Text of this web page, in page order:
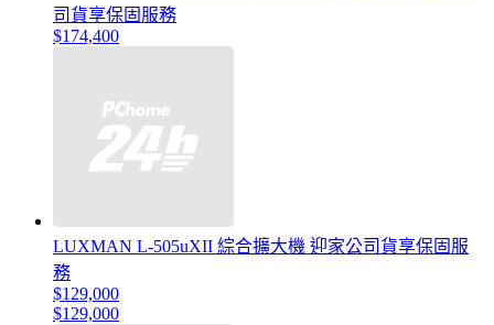
司貨享保固服務
$174,400
LUXMAN L-505uXII 綜合擴大機 迎家公司貨享保固服
務
$129,000
$129,000